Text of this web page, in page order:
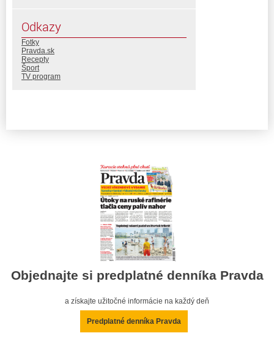
Odkazy
Fotky
Pravda.sk
Recepty
Šport
TV program
Objednajte si predplatné denníka Pravda
a získajte užitočné informácie na každý deň
Predplatné denníka Pravda